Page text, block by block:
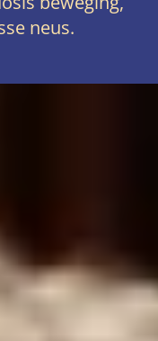
neus.